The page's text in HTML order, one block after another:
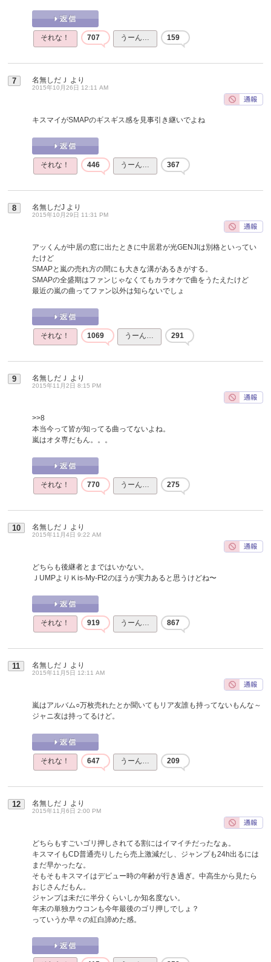
それな！ 707 うーん… 159
7 名無しだＪ より
2015年10月26日 12:11 AM
キスマイがSMAPのギスギス感を見事引き継いでよね
それな！ 446 うーん… 367
8 名無しだJ より
2015年10月29日 11:31 PM
アッくんが中居の窓に出たときに中居君が光GENJIは別格といってい
たけど
SMAPと嵐の売れ方の間にも大きな溝があるきがする。
SMAPの全盛期はファンじゃなくてもカラオケで曲をうたえたけど
最近の嵐の曲ってファン以外は知らないでしょ
それな！ 1069 うーん… 291
9 名無しだＪ より
2015年11月2日 8:15 PM
>>8
本当今って皆が知ってる曲ってないよね。
嵐はオタ専だもん。。。
それな！ 770 うーん… 275
10 名無しだＪ より
2015年11月4日 9:22 AM
どちらも後継者とまではいかない。
ＪUMPよりＫis-My-Ft2のほうが実力あると思うけどね〜
それな！ 919 うーん… 867
11 名無しだＪ より
2015年11月5日 12:11 AM
嵐はアルバム○万枚売れたとか聞いてもリア友誰も持ってないもんな～
ジャニ友は持ってるけど。
それな！ 647 うーん… 209
12 名無しだＪ より
2015年11月6日 2:00 PM
どちらもすごいゴリ押しされてる割にはイマイチだったなぁ。
キスマイもCD普通売りしたら売上激減だし、ジャンプも24h出るには
まだ早かったな。
そもそもキスマイはデビュー時の年齢が行き過ぎ。中高生から見たら
おじさんだもん。
ジャンプは未だに半分くらいしか知名度ない。
年末の単独カウコンも今年最後のゴリ押しでしょ？
っていうか早々の紅白諦めた感。